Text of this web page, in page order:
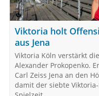
Viktoria holt
aus Jena
Viktoria Köln verstärkt
Alexander Prokopenko.
Carl Zeiss Jena an den
damit der siebte